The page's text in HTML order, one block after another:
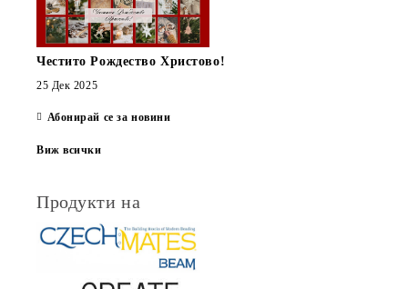
Честито Рождество Христово!
25 Дек 2025
Абонирай се за новини
Виж всички
Продукти на